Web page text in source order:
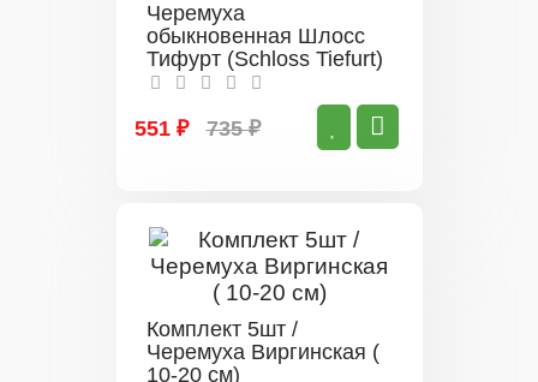
Черемуха
обыкновенная Шлосс
Тифурт (Schloss Tiefurt)
551 ₽ 735 ₽
Комплект 5шт /
Черемуха Виргинская (
10-20 см)